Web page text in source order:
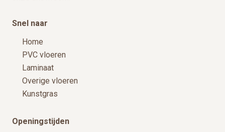
Snel naar
Home
PVC vloeren
Laminaat
Overige vloeren
Kunstgras
Openingstijden